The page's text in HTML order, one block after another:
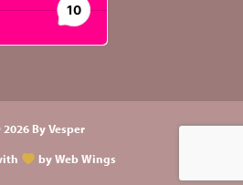
2026 By Vesper
by Web Wings